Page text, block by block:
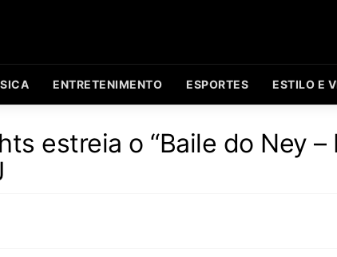
ENTRETENIMENTO ESPORTES ESTILO E
estreia o “Baile do Ney –